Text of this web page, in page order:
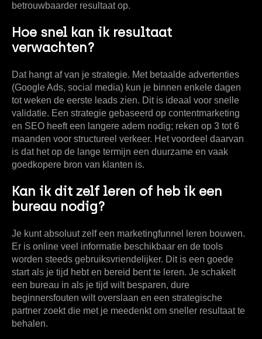
betrouwbaarder resultaat op.
Hoe snel kan ik resultaat
verwachten?
Dat hangt af van je strategie. Met betaalde advertenties
(Google Ads, social media) kun je binnen enkele dagen
tot weken de eerste leads zien. Dit is ideaal voor snelle
validatie. Een strategie gebaseerd op contentmarketing
en SEO heeft een langere adem nodig; reken op 3 tot 6
maanden voor structureel verkeer. Het voordeel daarvan
is dat het op de lange termijn een duurzame en vaak
goedkopere bron van klanten is.
Kan ik dit zelf leren of heb ik een
bureau nodig?
Je kunt absoluut zelf een marketingfunnel leren bouwen.
Er is online veel informatie beschikbaar en de tools
worden steeds gebruiksvriendelijker. Dit is een goede
start als je tijd hebt en bereid bent te leren. Je schakelt
een bureau in als je tijd wilt besparen, dure
beginnersfouten wilt overslaan en een strategische
partner zoekt die met je meedenkt om sneller resultaat te
behalen.